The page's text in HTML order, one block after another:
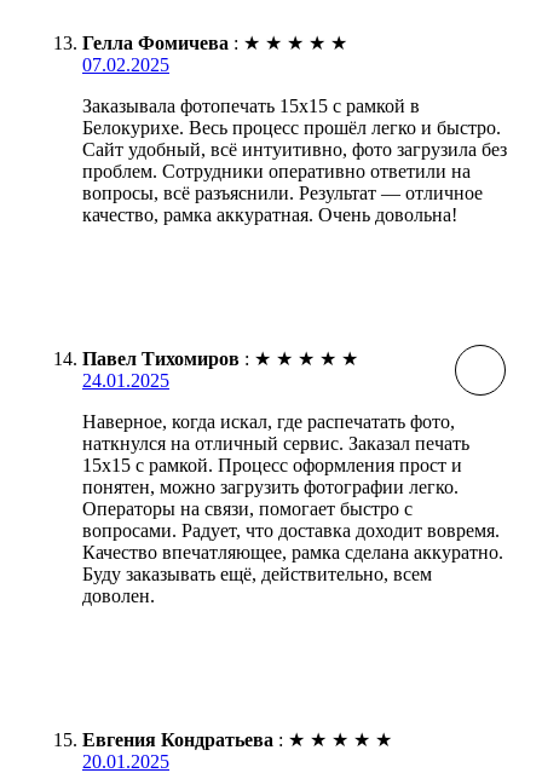
Гелла Фомичева : ★ ★ ★ ★ ★
07.02.2025
Заказывала фотопечать 15х15 с рамкой в
Белокурихе. Весь процесс прошёл легко и быстро.
Сайт удобный, всё интуитивно, фото загрузила без
проблем. Сотрудники оперативно ответили на
вопросы, всё разъяснили. Результат — отличное
качество, рамка аккуратная. Очень довольна!
Павел Тихомиров : ★ ★ ★ ★ ★
24.01.2025
Наверное, когда искал, где распечатать фото,
наткнулся на отличный сервис. Заказал печать
15х15 с рамкой. Процесс оформления прост и
понятен, можно загрузить фотографии легко.
Операторы на связи, помогает быстро с
вопросами. Радует, что доставка доходит вовремя.
Качество впечатляющее, рамка сделана аккуратно.
Буду заказывать ещё, действительно, всем
доволен.
Евгения Кондратьева : ★ ★ ★ ★ ★
20.01.2025